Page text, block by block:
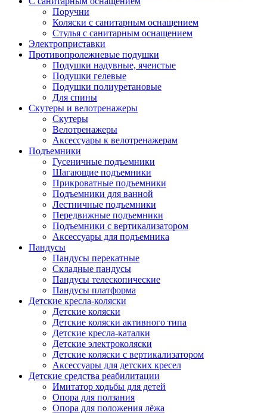
Поручни
Коляски с санитарным оснащением
Стулья с санитарным оснащением
Электроприставки
Противопролежневые подушки
Подушки надувные, ячеистые
Подушки гелевые
Подушки полиуретановые
Для спины
Скутеры и велотренажеры
Скутеры
Велотренажеры
Аксессуары к велотренажерам
Подъемники
Гусеничные подъемники
Шагающие подъемники
Прикроватные подъемники
Подъемники для ванной
Лестничные подъемники
Передвижные подъемники
Подъемники с вертикализатором
Аксессуары для подъемника
Пандусы
Пандусы перекатные
Складные пандусы
Пандусы телескопические
Пандусы платформа
Детские кресла-коляски
Детские коляски
Детские коляски активного типа
Детские кресла-каталки
Детские электроколяски
Детские коляски с вертикализатором
Аксессуары для детских кресел
Детские средства реабилитации
Имитатор ходьбы для детей
Опора для ползания
Опора для положения лёжа